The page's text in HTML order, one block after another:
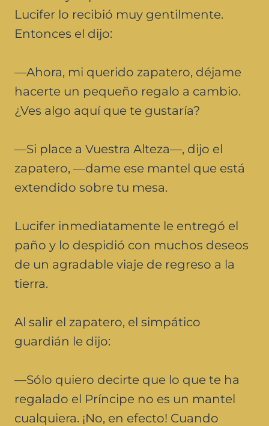
Lucifer lo recibió muy gentilmente.
Entonces el dijo:
—Ahora, mi querido zapatero, déjame
hacerte un pequeño regalo a cambio.
¿Ves algo aquí que te gustaría?
—Si place a Vuestra Alteza—, dijo el
zapatero, —dame ese mantel que está
extendido sobre tu mesa.
Lucifer inmediatamente le entregó el
paño y lo despidió con muchos deseos
de un agradable viaje de regreso a la
tierra.
Al salir el zapatero, el simpático
guardián le dijo:
—Sólo quiero decirte que lo que te ha
regalado el Príncipe no es un mantel
cualquiera. ¡No, en efecto! Cuando